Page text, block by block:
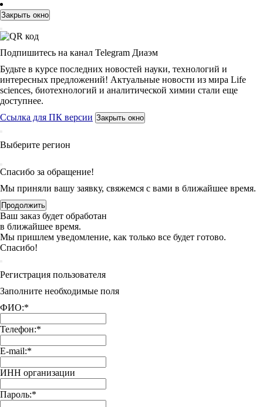
Закрыть окно
Подпишитесь на канал Telegram Диаэм
Будьте в курсе последних новостей науки, технологий и
интересных предложений! Актуальные новости из мира Life
sciences, биотехнологий и аналитической химии стали еще
доступнее.
Ссылка для ПК версии Закрыть окно
Выберите регион
Спасибо за обращение!
Мы приняли вашу заявку, свяжемся с вами в ближайшее время.
Продолжить
Ваш заказ будет обработан
в ближайшее время.
Мы пришлем уведомление, как только все будет готово.
Спасибо!
Регистрация пользователя
Заполните необходимые поля
ФИО:*
Телефон:*
E-mail:*
ИНН организации
Пароль:*